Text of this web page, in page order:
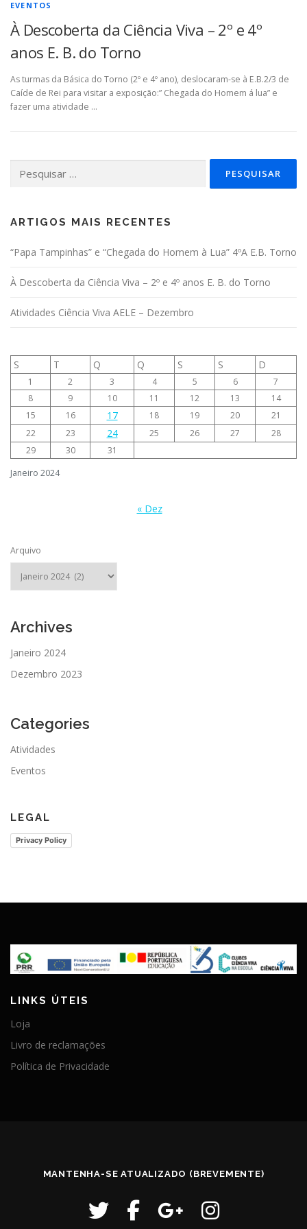
EVENTOS
À Descoberta da Ciência Viva – 2º e 4º
anos E. B. do Torno
As turmas da Básica do Torno (2º e 4º ano), deslocaram-se à E.B.2/3 de
Caíde de Rei para visitar a exposição:” Chegada do Homem á lua” e
fazer uma atividade …
por:
ARTIGOS MAIS RECENTES
“Papa Tampinhas” e “Chegada do Homem à Lua” 4ºA E.B. Torno
À Descoberta da Ciência Viva – 2º e 4º anos E. B. do Torno
Atividades Ciência Viva AELE – Dezembro
Janeiro 2024
S T Q Q S S D
1 2 3 4 5 6
7
8
9 10 11 12 13
14
15
16 17 18 19 20
21
22
23 24 25 26 27
28
29
30 31
« Dez
Arquivo
Archives
Janeiro 2024
Dezembro 2023
Categories
Atividades
Eventos
LEGAL
Privacy Policy
LINKS ÚTEIS
Loja
Livro de reclamações
Política de Privacidade
MANTENHA-SE ATUALIZADO (BREVEMENTE)